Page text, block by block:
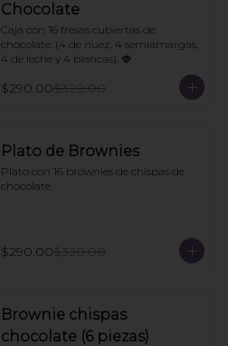
Chocolate
Caja con 16 fresas cubiertas de
chocolate. (4 de nuez, 4 semiamargas,
4 de leche y 4 blancas). 🍓
$290.00$320.00
Plato de Brownies
Plato con 16 brownies de chispas de
chocolate.
$290.00$320.00
Brownie chispas
chocolate (6 piezas)